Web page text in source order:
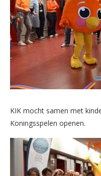
KIK mocht samen met
Koningsspelen openen.